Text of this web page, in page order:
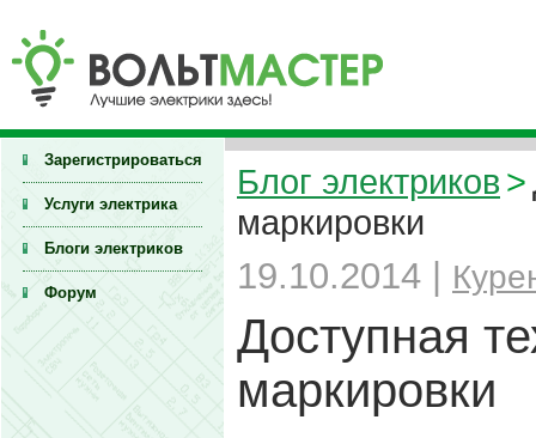
Зарегистрироваться
Услуги электрика
Блоги электриков
Форум
Блог электриков>
маркировки
19.10.2014 |
Доступная
маркировки